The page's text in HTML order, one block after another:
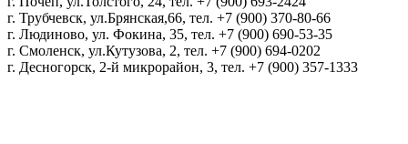
г. Трубчевск, ул.Брянская,66, тел. +7 (900) 370-80-66
г. Людиново, ул. Фокина, 35, тел. +7 (900) 690-53-35
г. Смоленск, ул.Кутузова, 2, тел. +7 (900) 694-0202
г. Десногорск, 2-й микрорайон, 3, тел. +7 (900) 357-1333